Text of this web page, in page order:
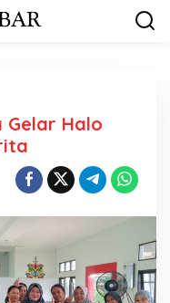
Gelar Halo